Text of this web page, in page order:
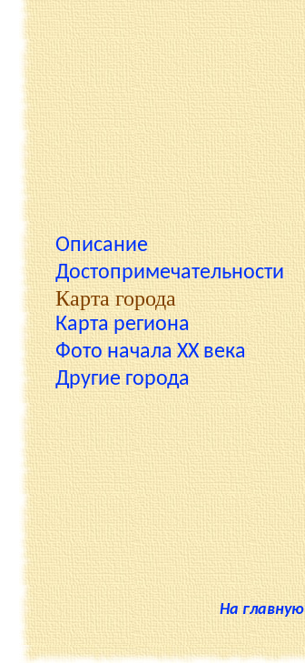
Описание
Достопримечательности
Карта города
Карта региона
Фото начала XX века
Другие города
На главную